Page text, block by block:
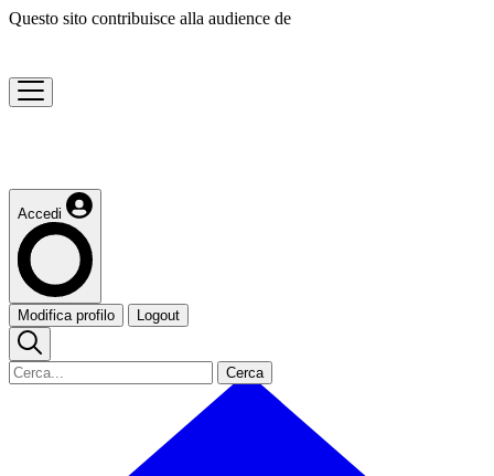
Questo sito contribuisce alla audience de
Accedi
Modifica profilo Logout
Cerca